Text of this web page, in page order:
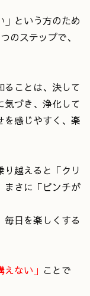
」という方のため
のステップで、
ることは、決して
気づき、浄化して
を感じやすく、楽
越えると「クリ
まさに「ピンチが
日を楽しくする
えない」 ことで